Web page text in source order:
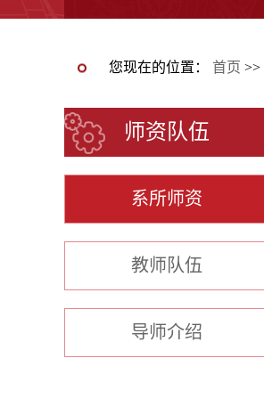
您现在的位置： 首页 >>
师资队伍
系所师资
教师队伍
导师介绍